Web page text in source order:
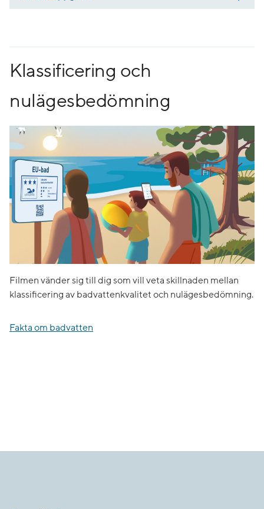
Klassificering och
nulägesbedömning
Filmen vänder sig till dig som vill veta skillnaden mellan
klassificering av badvattenkvalitet och nulägesbedömning.
Fakta om badvatten